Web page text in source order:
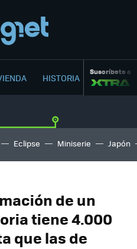
HISTORIA Suscríbete a
Eclipse Miniserie Japón
de un
tiene 4.000
que las de